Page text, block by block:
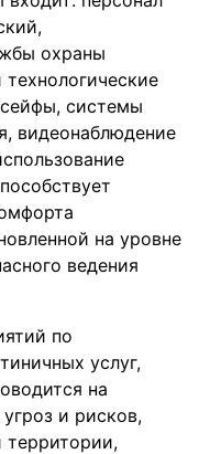
охраны
системы
видеонаблюдение
на уровне
ведения
по
услуг,
на
и рисков,